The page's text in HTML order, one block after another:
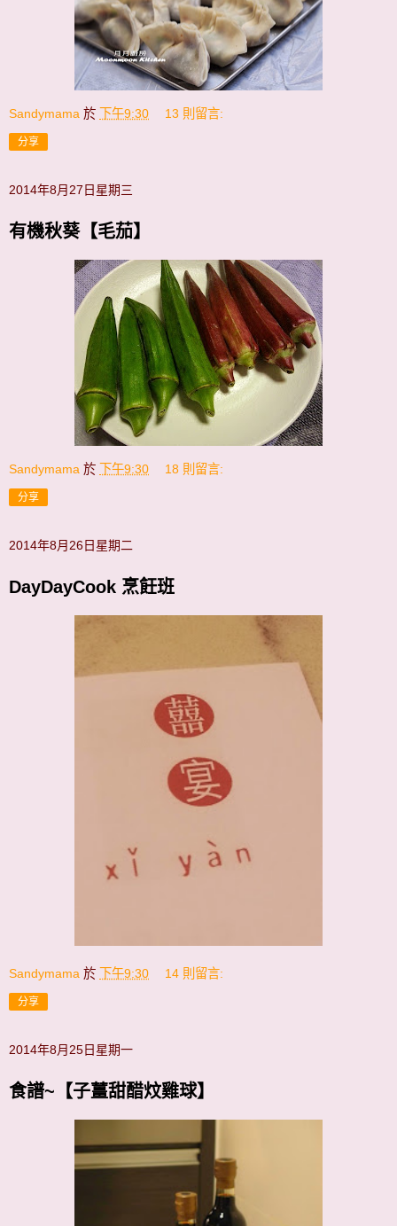
Sandymama 於 下午9:30 13 則留言:
分享
2014年8月27日星期三
有機秋葵【毛茄】
Sandymama 於 下午9:30 18 則留言:
分享
2014年8月26日星期二
DayDayCook 烹飪班
Sandymama 於 下午9:30 14 則留言:
分享
2014年8月25日星期一
食譜~【子薑甜醋炆雞球】